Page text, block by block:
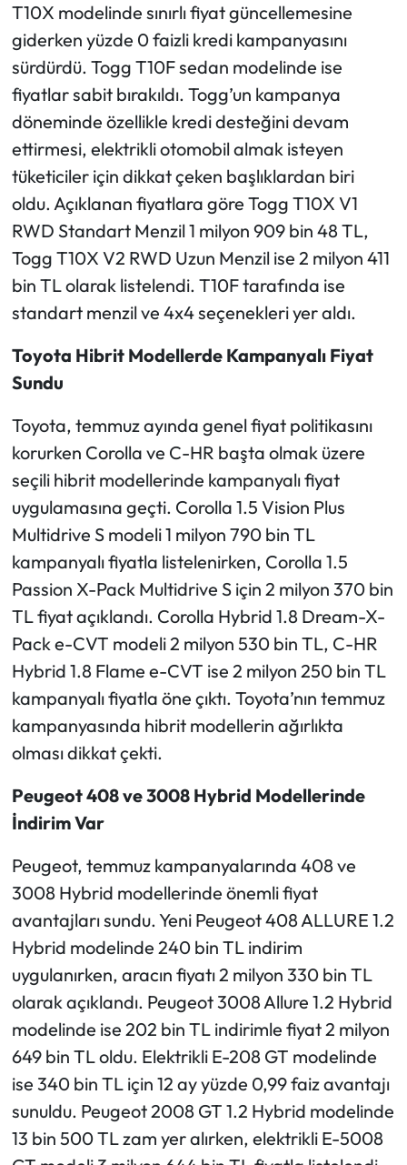
T10X modelinde sınırlı fiyat güncellemesine
giderken yüzde 0 faizli kredi kampanyasını
sürdürdü. Togg T10F sedan modelinde ise
fiyatlar sabit bırakıldı. Togg’un kampanya
döneminde özellikle kredi desteğini devam
ettirmesi, elektrikli otomobil almak isteyen
tüketiciler için dikkat çeken başlıklardan biri
oldu. Açıklanan fiyatlara göre Togg T10X V1
RWD Standart Menzil 1 milyon 909 bin 48 TL,
Togg T10X V2 RWD Uzun Menzil ise 2 milyon 411
bin TL olarak listelendi. T10F tarafında ise
standart menzil ve 4x4 seçenekleri yer aldı.
Toyota Hibrit Modellerde Kampanyalı Fiyat
Sundu
Toyota, temmuz ayında genel fiyat politikasını
korurken Corolla ve C-HR başta olmak üzere
seçili hibrit modellerinde kampanyalı fiyat
uygulamasına geçti. Corolla 1.5 Vision Plus
Multidrive S modeli 1 milyon 790 bin TL
kampanyalı fiyatla listelenirken, Corolla 1.5
Passion X-Pack Multidrive S için 2 milyon 370 bin
TL fiyat açıklandı. Corolla Hybrid 1.8 Dream-X-
Pack e-CVT modeli 2 milyon 530 bin TL, C-HR
Hybrid 1.8 Flame e-CVT ise 2 milyon 250 bin TL
kampanyalı fiyatla öne çıktı. Toyota’nın temmuz
kampanyasında hibrit modellerin ağırlıkta
olması dikkat çekti.
Peugeot 408 ve 3008 Hybrid Modellerinde
İndirim Var
Peugeot, temmuz kampanyalarında 408 ve
3008 Hybrid modellerinde önemli fiyat
avantajları sundu. Yeni Peugeot 408 ALLURE 1.2
Hybrid modelinde 240 bin TL indirim
uygulanırken, aracın fiyatı 2 milyon 330 bin TL
olarak açıklandı. Peugeot 3008 Allure 1.2 Hybrid
modelinde ise 202 bin TL indirimle fiyat 2 milyon
649 bin TL oldu. Elektrikli E-208 GT modelinde
ise 340 bin TL için 12 ay yüzde 0,99 faiz avantajı
sunuldu. Peugeot 2008 GT 1.2 Hybrid modelinde
13 bin 500 TL zam yer alırken, elektrikli E-5008